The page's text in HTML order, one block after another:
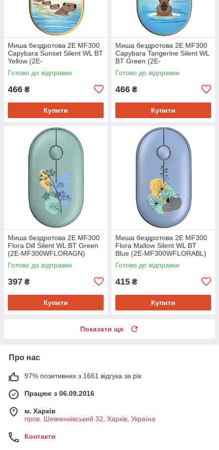
Миша бездротова 2E MF300
Capybara Sunset Silent WL BT
Yellow (2E-
MF300WCAPIBARAYW)
Готово до відправки
466 ₴
Купити
Миша бездротова 2E MF300
Capybara Tangerine Silent WL
BT Green (2E-
MF300WCAPIBARAGN)
Готово до відправки
466 ₴
Купити
Миша бездротова 2E MF300
Flora Dill Silent WL BT Green
(2E-MF300WFLORAGN)
Готово до відправки
397 ₴
Купити
Миша бездротова 2E MF300
Flora Mallow Silent WL BT
Blue (2E-MF300WFLORABL)
Готово до відправки
415 ₴
Купити
Показати ще
Про нас
97% позитивних з 1661 відгука за рік
Працює з 06.09.2016
м. Харків
пров. Шевченківський 32, Харків, Україна
Контакти